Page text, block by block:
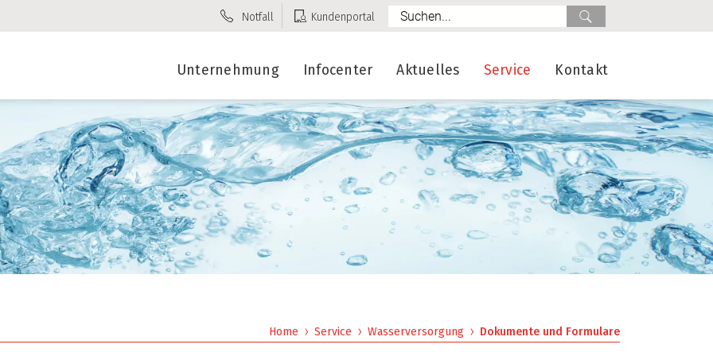
Notfall KundenportalSuche
Unternehmung Infocenter Aktuelles Service Kontakt
Home Service Wasserversorgung Dokumente und Formulare